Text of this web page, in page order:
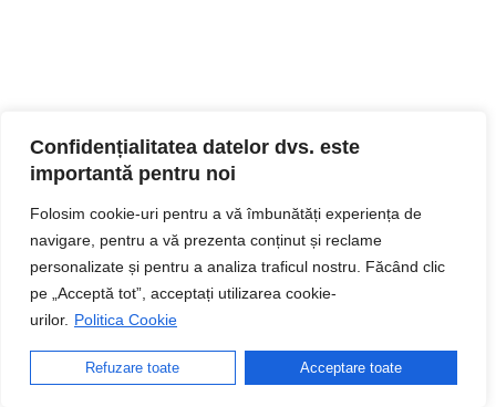
Confidențialitatea datelor dvs. este
importantă pentru noi
Folosim cookie-uri pentru a vă îmbunătăți experiența de
navigare, pentru a vă prezenta conținut și reclame
personalizate și pentru a analiza traficul nostru. Făcând clic
pe „Acceptă tot”, acceptați utilizarea cookie-
urilor. Politica Cookie
Refuzare toate Acceptare toate